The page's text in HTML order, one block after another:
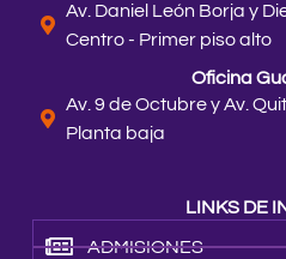
LINKS DE
ADMISIONES
Av. Daniel León Borja y
Centro - Primer piso alto
Oficina
Av. 9 de Octubre y Av.
Planta baja